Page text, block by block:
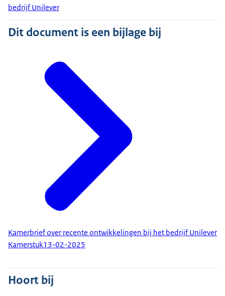
bedrijf Unilever
Dit document is een bijlage bij
Kamerbrief over recente ontwikkelingen bij het bedrijf Unilever
Kamerstuk13-02-2025
Hoort bij